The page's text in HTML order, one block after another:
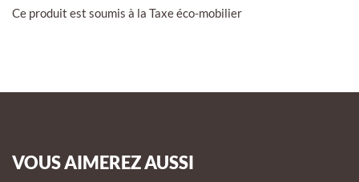
Ce produit est soumis à la Taxe éco-mobilier
VOUS AIMEREZ AUSSI